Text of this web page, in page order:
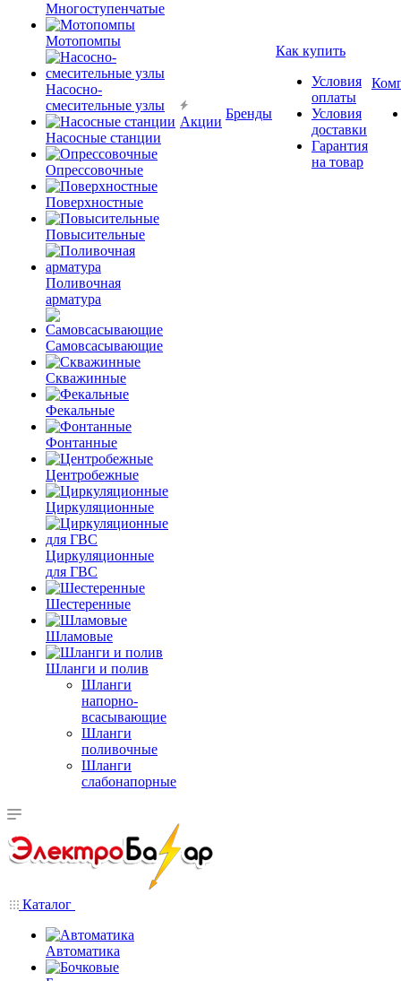
Многоступенчатые
Мотопомпы
Насосно-
смесительные узлы
Насосные станции
Опрессовочные
Поверхностные
Повысительные
Поливочная
арматура
Самовсасывающие
Скважинные
Фекальные
Фонтанные
Центробежные
Циркуляционные
Циркуляционные
для ГВС
Шестеренные
Шламовые
Шланги и полив
Шланги
напорно-
всасывающие
Шланги
поливочные
Шланги
слабонапорные
Акции
Бренды
Как купить
Условия
оплаты
Условия
доставки
Гарантия
на товар
Каталог
Автоматика